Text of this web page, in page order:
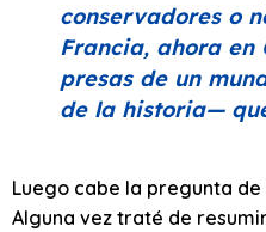
conservadores o
Francia, ahora en
presas de un
de la historia—
Luego cabe la pregunta
Alguna vez traté de